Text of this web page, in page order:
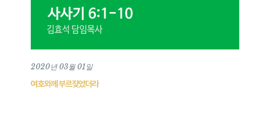
2020년 03월 01일
여호와께 부르짖었더라